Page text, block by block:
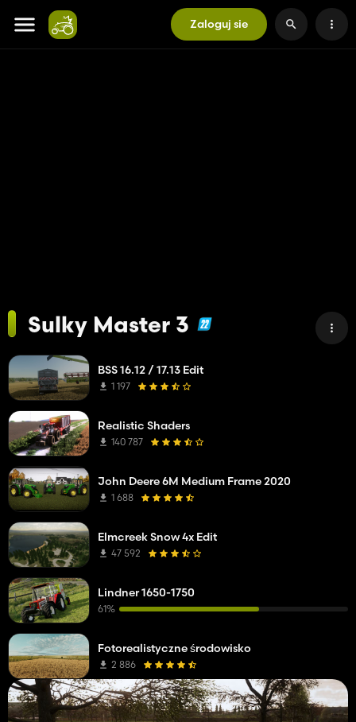
Zaloguj sie
Sulky Master 3
BSS 16.12 / 17.13 Edit
1 197
Realistic Shaders
140 787
John Deere 6M Medium Frame 2020
1 688
Elmcreek Snow 4x Edit
47 592
Lindner 1650-1750
61%
Fotorealistyczne środowisko
2 886